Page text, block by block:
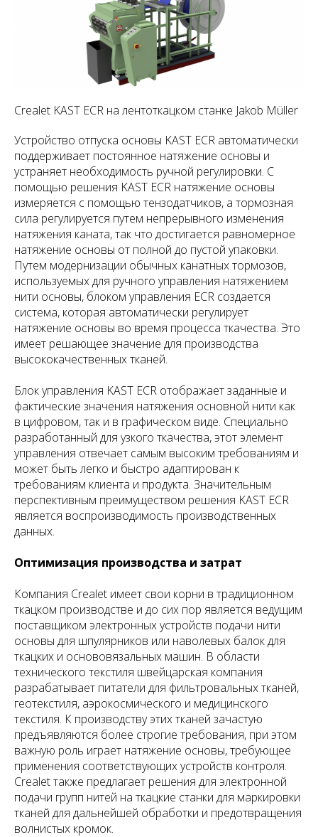
Crealet KAST ECR на лентоткацком станке Jakob Müller
Устройство отпуска основы KAST ECR автоматически
поддерживает постоянное натяжение основы и
устраняет необходимость ручной регулировки. С
помощью решения KAST ECR натяжение основы
измеряется с помощью тензодатчиков, а тормозная
сила регулируется путем непрерывного изменения
натяжения каната, так что достигается равномерное
натяжение основы от полной до пустой упаковки.
Путем модернизации обычных канатных тормозов,
используемых для ручного управления натяжением
нити основы, блоком управления ECR создается
система, которая автоматически регулирует
натяжение основы во время процесса ткачества. Это
имеет решающее значение для производства
высококачественных тканей.
Блок управления KAST ECR отображает заданные и
фактические значения натяжения основной нити как
в цифровом, так и в графическом виде. Специально
разработанный для узкого ткачества, этот элемент
управления отвечает самым высоким требованиям и
может быть легко и быстро адаптирован к
требованиям клиента и продукта. Значительным
перспективным преимуществом решения KAST ECR
является воспроизводимость производственных
данных.
Оптимизация производства и затрат
Компания Crealet имеет свои корни в традиционном
ткацком производстве и до сих пор является ведущим
поставщиком электронных устройств подачи нити
основы для шпулярников или наволевых балок для
ткацких и основовязальных машин. В области
технического текстиля швейцарская компания
разрабатывает питатели для фильтровальных тканей,
геотекстиля, аэрокосмического и медицинского
текстиля. К производству этих тканей зачастую
предъявляются более строгие требования, при этом
важную роль играет натяжение основы, требующее
применения соответствующих устройств контроля.
Crealet также предлагает решения для электронной
подачи групп нитей на ткацкие станки для маркировки
тканей для дальнейшей обработки и предотвращения
волнистых кромок.